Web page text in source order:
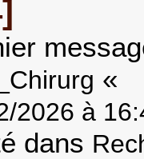
«
2026 à
dans